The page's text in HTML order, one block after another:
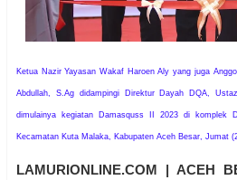
Ketua Nazir Yayasan Wakaf Haroen Aly yang juga
Abdullah, S.Ag didampingi Direktur Dayah DQA,
dimulainya kegiatan Damasquss II 2023 di komplek
Kecamatan Kuta Malaka, Kabupaten Aceh Besar, Jumat
LAMURIONLINE.COM | ACEH